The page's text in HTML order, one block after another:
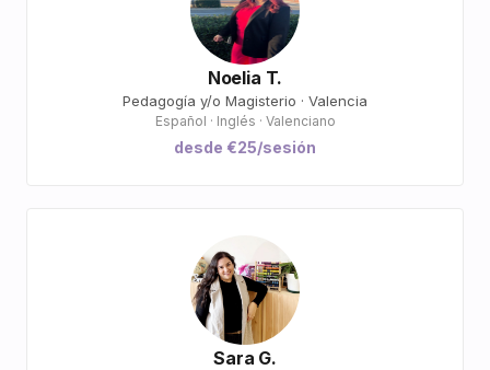
Noelia T.
Pedagogía y/o Magisterio · Valencia
Español · Inglés · Valenciano
desde €25/sesión
Sara G.